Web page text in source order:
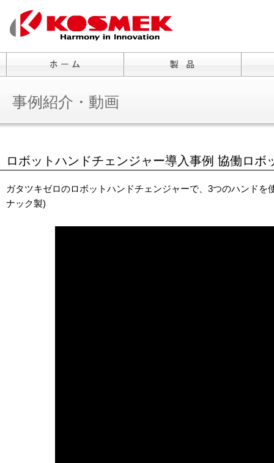
事例紹介・動画
ロボットハンドチェンジャー導入事例 協働ロボ
ガタツキゼロのロボットハンドチェンジャーで、3つのハンド
ナック製)